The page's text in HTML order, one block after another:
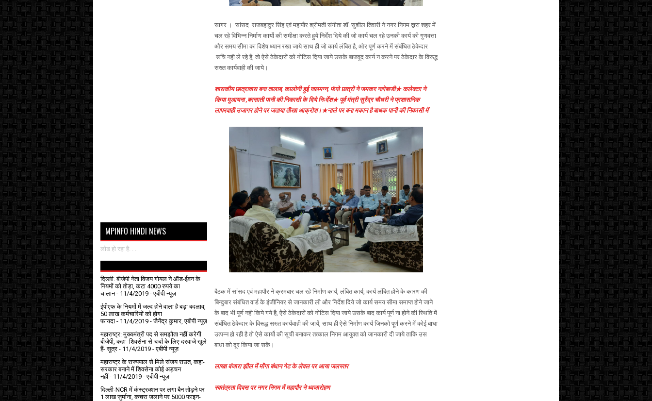
सागर । सांसद राजबहादुर सिंह एवं महापौर श्रीमती संगीता डॉ. सुशील तिवारी ने नगर निगम द्वारा शहर में
चल रहे विभिन्न निर्माण कार्यो की समीक्षा करते हुये निर्देश दिये की जो कार्य चल रहे उनकी कार्य की गुणवत्ता
और समय सीमा का विशेष ध्यान रखा जाये साथ ही जो कार्य लंबित है, ओर पूर्ण करने में संबंधित ठेकेदार
रूचि नही ले रहे है, तो ऐसे ठेकेदारों को नोटिस दिया जाये उसके बाजवूद कार्य न करने पर ठेकेदार के विरूद्ध
सख्त कार्यवाही की जाये।
शासकीय छात्रावास बना तालाब, कालोनी हुई जलमग्न, फंसे छात्रों ने जमकर नारेबाजी★ कलेक्टर ने
किया मुआयना ,बरसाती पानी की निकासी के दिये निःर्देश★ पूर्व मंत्री सुरेंद्र चौधरी ने प्रशासनिक
लापरवाही उजागर होने पर जताया तीखा आक्रोश।★नाले पर बना मकान है बाधक पानी की निकासी में
बैठक में सांसद एवं महापौर ने क्रमबार चल रहे निर्माण कार्य, लंबित कार्य, कार्य लंबित होने के कारण की
बिन्दुबार संबंधित वार्ड के इंजीनियर से जानकारी ली और निर्देश दिये जो कार्य समय सीमा समाप्त होने जाने
के बाद भी पूर्ण नही किये गये है, ऐेसे ठेकेदारों को नोटिस दिया जाये उसके बाद कार्य पूर्ण ना होने की स्थिति में
संबंधित ठेकेदार के विरूद्ध सख्त कार्यवाही की जायें, साथ ही ऐसे निर्माण कार्य जिनको पूर्ण करने में कोई बाधा
उत्पन्न हो रही है तो ऐसे कार्यो की सूची बनाकर तत्काल निगम आयुक्त को जानकारी दी जाये ताकि उस
बाधा को दूर किया जा सकें।
लाखा बंजारा झील में मोंगा बंधान गेट के लेवल पर आया जलस्तर
स्वतंत्रता दिवस पर नगर निगम में महापौर ने ध्वजारोहण
MPINFO HINDI NEWS
लोड हो रहा है. . .
दिल्ली: बीजेपी नेता विजय गोयल ने ऑड-ईवन के
नियमों को तोड़ा, कटा 4000 रुपये का
चालान- 11/4/2019 - एबीपी न्यूज़
ईपीएफ के नियमों में जल्द होने वाला है बड़ा बदलाव,
50 लाख कर्मचारियों को होगा
फायदा - 11/4/2019 - जैनेंद्र कुमार, एबीपी न्यूज़
महाराष्ट्र: मुख्यमंत्री पद से समझौता नहीं करेगी
बीजेपी, कहा- शिवसेना से चर्चा के लिए दरवाजे खुले
हैं- सूत्र - 11/4/2019 - एबीपी न्यूज़
महाराष्ट्र के राज्यपाल से मिले संजय राउत, कहा-
सरकार बनाने में शिवसेना कोई अड़चन
नहीं- 11/4/2019 - एबीपी न्यूज़
दिल्ली-NCR में कंस्ट्रक्शन पर लगा बैन तोड़ने पर
1 लाख जुर्माना, कचरा जलाने पर ₹5000 फाइन-